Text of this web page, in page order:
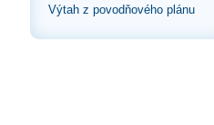
Výtah z povodňového plánu